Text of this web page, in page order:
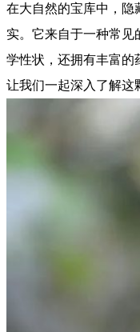
在大自然的宝库中，隐
实。它来自于一种常
学性状，还拥有丰富的
让我们一起深入了解这